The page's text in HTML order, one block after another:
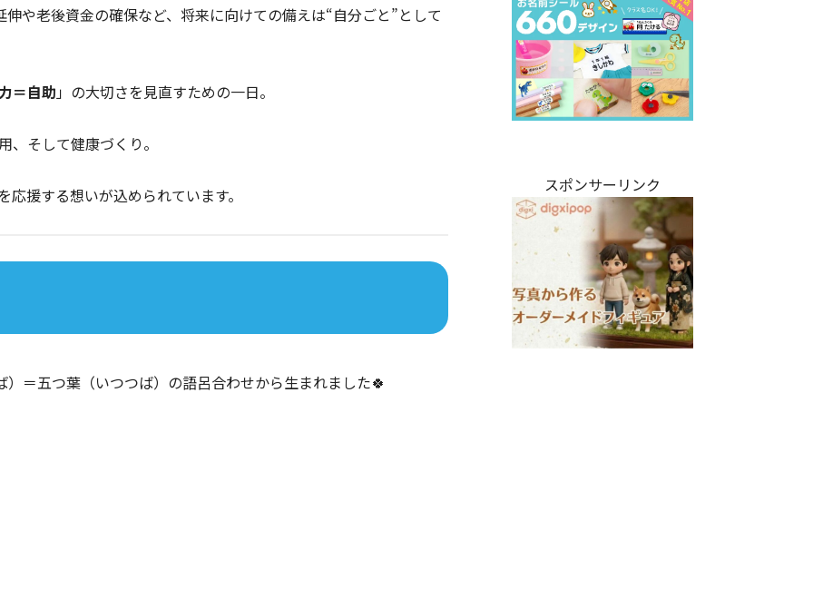
や老後資金の確保など、将来に向けての備えは“自分ごと”として
＝自助」の大切さを見直すための一日。
そして健康づくり。
援する想いが込められています。
＝五つ葉（いつつば）の語呂合わせから生まれました🍀
スポンサーリンク